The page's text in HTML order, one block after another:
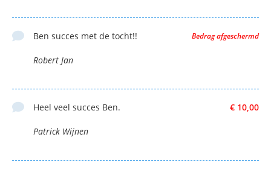
Bedrag afgeschermd
Ben succes met de tocht!!
Robert Jan
€ 10,00
Heel veel succes Ben.
Patrick Wijnen